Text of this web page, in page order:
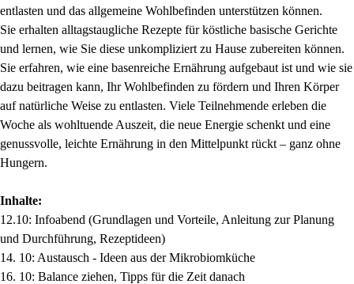
entlasten und das allgemeine Wohlbefinden unterstützen können.
Sie erhalten alltagstaugliche Rezepte für köstliche basische Gerichte
und lernen, wie Sie diese unkompliziert zu Hause zubereiten können.
Sie erfahren, wie eine basenreiche Ernährung aufgebaut ist und wie sie
dazu beitragen kann, Ihr Wohlbefinden zu fördern und Ihren Körper
auf natürliche Weise zu entlasten. Viele Teilnehmende erleben die
Woche als wohltuende Auszeit, die neue Energie schenkt und eine
genussvolle, leichte Ernährung in den Mittelpunkt rückt – ganz ohne
Hungern.
Inhalte:
12.10: Infoabend (Grundlagen und Vorteile, Anleitung zur Planung
und Durchführung, Rezeptideen)
14. 10: Austausch - Ideen aus der Mikrobiomküche
16. 10: Balance ziehen, Tipps für die Zeit danach